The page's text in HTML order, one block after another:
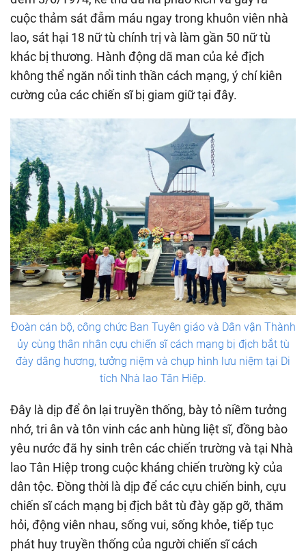
cuộc thảm sát đẫm máu ngay trong khuôn viên nhà
lao, sát hại 18 nữ tù chính trị và làm gần 50 nữ tù
khác bị thương. Hành động dã man của kẻ địch
không thể ngăn nổi tinh thần cách mạng, ý chí kiên
cường của các chiến sĩ bị giam giữ tại đây.
Đoàn cán bộ, công chức Ban Tuyên giáo và Dân vận Thành
ủy cùng thân nhân cựu chiến sĩ cách mạng bị địch bắt tù
đày dâng hương, tưởng niệm và chụp hình lưu niệm tại Di
tích Nhà lao Tân Hiệp.
Đây là dịp để ôn lại truyền thống, bày tỏ niềm tưởng
nhớ, tri ân và tôn vinh các anh hùng liệt sĩ, đồng bào
yêu nước đã hy sinh trên các chiến trường và tại Nhà
lao Tân Hiệp trong cuộc kháng chiến trường kỳ của
dân tộc. Đồng thời là dịp để các cựu chiến binh, cựu
chiến sĩ cách mạng bị địch bắt tù đày gặp gỡ, thăm
hỏi, động viên nhau, sống vui, sống khỏe, tiếp tục
phát huy truyền thống của người chiến sĩ cách